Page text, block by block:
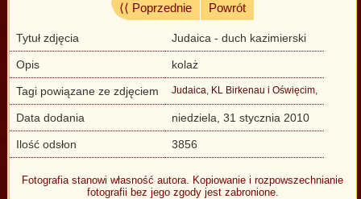
⟨⟨ Poprzednie Powrót
Tytuł zdjęcia Judaica - duch kazimierski
Opis kolaż
Tagi powiązane ze zdjęciem Judaica KL Birkenau i Oświęcim,
Data dodania niedziela, 31 stycznia 2010
Ilość odsłon 3856
Fotografia stanowi własność autora. Kopiowanie i rozpowszechnianie
fotografii bez jego zgody jest zabronione.